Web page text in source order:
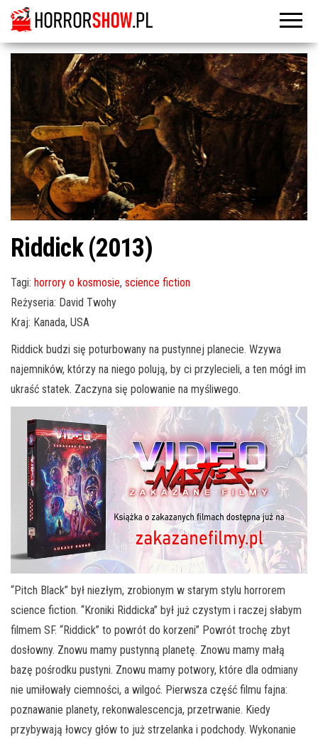
Riddick (2013)
Tagi: horrory o kosmosie, science fiction
Reżyseria: David Twohy
Kraj: Kanada, USA
Riddick budzi się poturbowany na pustynnej planecie. Wzywa
najemników, którzy na niego polują, by ci przylecieli, a ten mógł im
ukraść statek. Zaczyna się polowanie na myśliwego.
“Pitch Black” był niezłym, zrobionym w starym stylu horrorem
science fiction. “Kroniki Riddicka” był już czystym i raczej słabym
filmem SF. “Riddick” to powrót do korzeni” Powrót trochę zbyt
dosłowny. Znowu mamy pustynną planetę. Znowu mamy małą
bazę pośrodku pustyni. Znowu mamy potwory, które dla odmiany
nie umiłowały ciemności, a wilgoć. Pierwsza część filmu fajna:
poznawanie planety, rekonwalescencja, przetrwanie. Kiedy
przybywają łowcy głów to już strzelanka i podchody. Wykonanie